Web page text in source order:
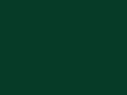
3 mnd abonnement.
1GB til 249,– x 3 mnd =
3 mnd abonnement 7.737,–